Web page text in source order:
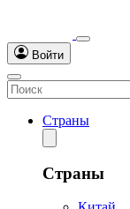
Войти
Страны
Страны